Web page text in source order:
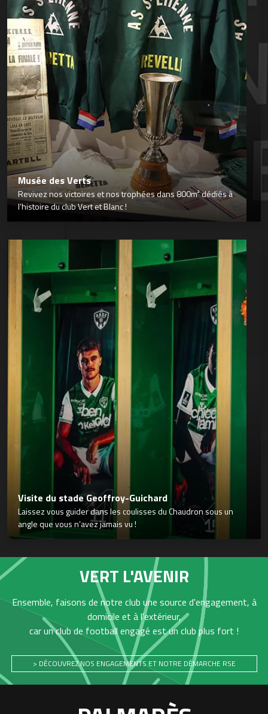
Musée des Verts
Revivez nos victoires et nos trophées dans 800m² dédiés à
l’histoire du club Vert et Blanc !
Visite du stade Geoffroy-Guichard
Laissez vous guider dans les coulisses du Chaudron sous un
angle que vous n’avez jamais vu !
VERT L'AVENIR
Ensemble, faisons de notre club une source d'engagement, à
domicile et à l'extérieur,
car un club de football engagé est un club plus fort !
> DÉCOUVREZ NOS ENGAGEMENTS ET NOTRE DÉMARCHE RSE